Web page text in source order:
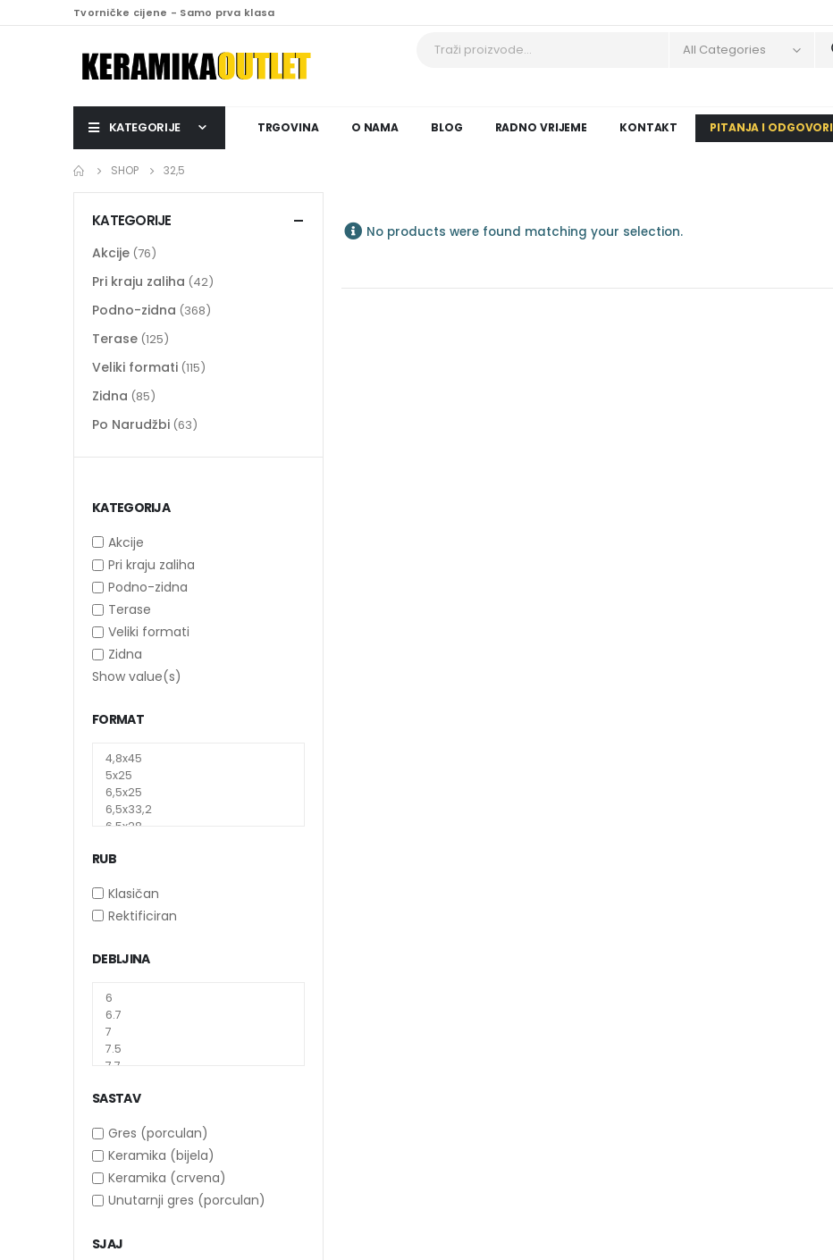
Tvorničke cijene - Samo prva klasa
All Categories
KATEGORIJE TRGOVINA O NAMA BLOG RADNO VRIJEME KONTAKT PITANJA I ODGOVORI
SHOP 32,5
No products were found matching your selection.
KATEGORIJE
Akcije (76)
Pri kraju zaliha (42)
Podno-zidna (368)
Terase (125)
Veliki formati (115)
Zidna (85)
Po Narudžbi (63)
KATEGORIJA
Akcije
Pri kraju zaliha
Podno-zidna
Terase
Veliki formati
Zidna
Show value(s)
FORMAT
RUB
Klasičan
Rektificiran
DEBLJINA
SASTAV
Gres (porculan)
Keramika (bijela)
Keramika (crvena)
Unutarnji gres (porculan)
SJAJ